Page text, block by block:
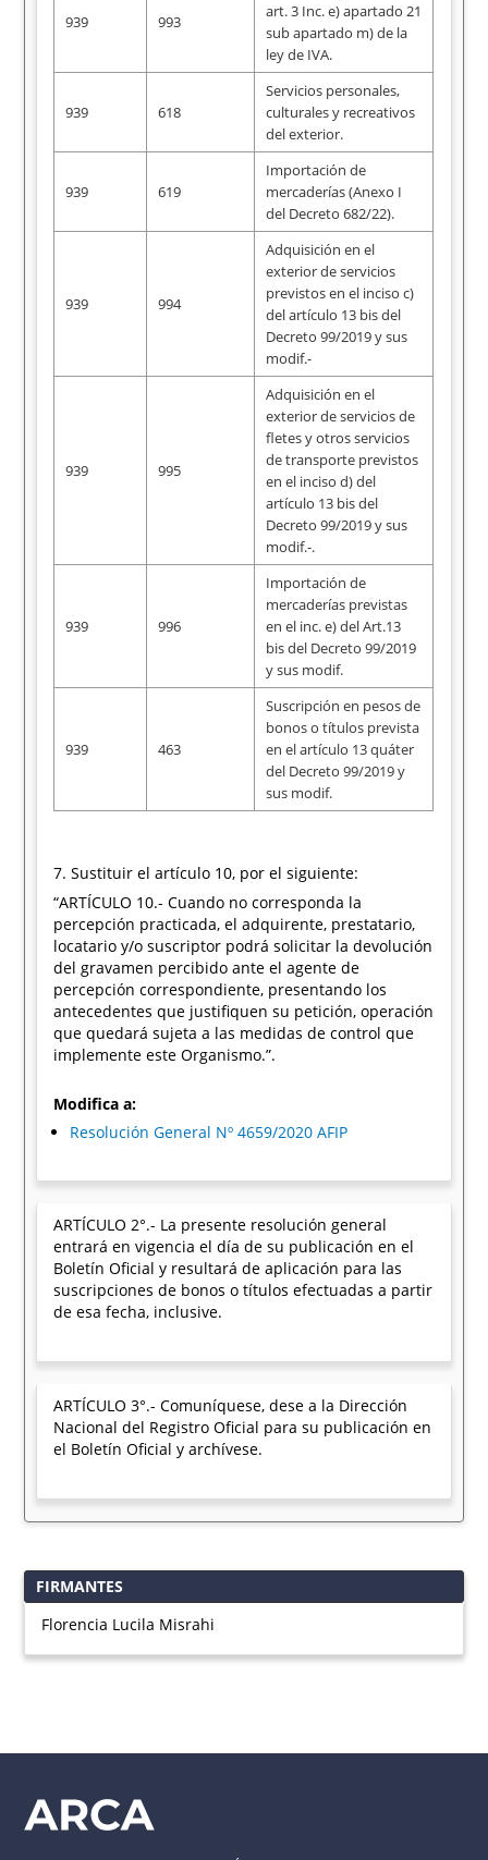
939 993
art. 3 Inc. e) apartado 21
sub apartado m) de la
ley de IVA.
939 618
Servicios personales,
culturales y recreativos
del exterior.
939 619
Importación de
mercaderías (Anexo I
del Decreto 682/22).
939 994
Adquisición en el
exterior de servicios
previstos en el inciso c)
del artículo 13 bis del
Decreto 99/2019 y sus
modif.-
939 995
Adquisición en el
exterior de servicios de
fletes y otros servicios
de transporte previstos
en el inciso d) del
artículo 13 bis del
Decreto 99/2019 y sus
modif.-.
939 996
Importación de
mercaderías previstas
en el inc. e) del Art.13
bis del Decreto 99/2019
y sus modif.
939 463
Suscripción en pesos de
bonos o títulos prevista
en el artículo 13 quáter
del Decreto 99/2019 y
sus modif.
7. Sustituir el artículo 10, por el siguiente:
“ARTÍCULO 10.- Cuando no corresponda la
percepción practicada, el adquirente, prestatario,
locatario y/o suscriptor podrá solicitar la devolución
del gravamen percibido ante el agente de
percepción correspondiente, presentando los
antecedentes que justifiquen su petición, operación
que quedará sujeta a las medidas de control que
implemente este Organismo.”.
Modifica a:
Resolución General Nº 4659/2020 AFIP
ARTÍCULO 2°.- La presente resolución general
entrará en vigencia el día de su publicación en el
Boletín Oficial y resultará de aplicación para las
suscripciones de bonos o títulos efectuadas a partir
de esa fecha, inclusive.
ARTÍCULO 3°.- Comuníquese, dese a la Dirección
Nacional del Registro Oficial para su publicación en
el Boletín Oficial y archívese.
FIRMANTES
Florencia Lucila Misrahi